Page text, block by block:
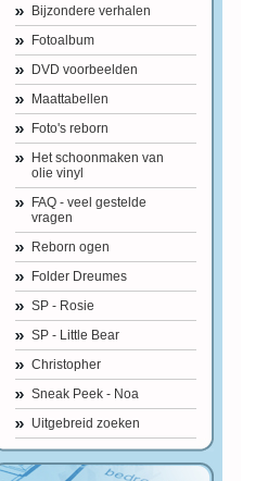
Bijzondere verhalen
Fotoalbum
DVD voorbeelden
Maattabellen
Foto's reborn
Het schoonmaken van
olie vinyl
FAQ - veel gestelde
vragen
Reborn ogen
Folder Dreumes
SP - Rosie
SP - Little Bear
Christopher
Sneak Peek - Noa
Uitgebreid zoeken